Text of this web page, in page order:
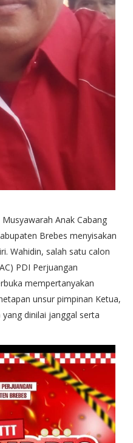
Anak Cabang
Brebes menyisakan
Wahidin, salah satu calon
PDI Perjuangan
mempertanyakan
unsur pimpinan Ketua,
dinilai janggal serta